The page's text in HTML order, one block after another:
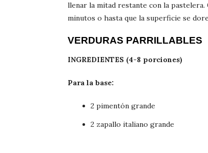
llenar la mitad restante con la
minutos o hasta que la superficie se
VERDURAS PARRILLABLES
INGREDIENTES (4-8 porciones)
Para la base:
2 pimentón grande
2 zapallo italiano grande